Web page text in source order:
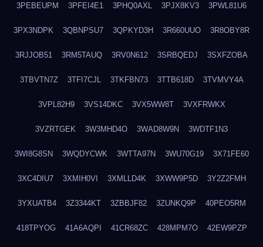
3PEBEUPM 3PFEI4E1 3PHQ0AXL 3PJX8KV3 3PWL81U6
3PX3NDPK 3QBNPSU7 3QPKYD3H 3R660UUO 3R8OBY8R
3RJJOB51 3RM5TAUQ 3RV0N612 3SRBQEDJ 3SXFZOBA
3TBVTN7Z 3TFI7CJL 3TKFBN73 3TTB618D 3TVMVY4A
3VPL82H9 3VS14DKC 3VX5WW8T 3VXFRWKX
3VZRTGEK 3W3MHD4O 3WAD8W9N 3WDTF1N3
3WI8G8SN 3WQDYCWK 3WTTA97N 3WU70G19 3X71FE60
3XC4DIU7 3XMIH0VI 3XMLLD4K 3XWW9P5D 3Y2Z2FMH
3YXUATB4 3Z3344KT 3ZBBJF82 3ZUNKQ9P 40PEO5RM
418TPYOG 41A6AQPI 41CR68ZC 428MPM7O 42EW9PZP